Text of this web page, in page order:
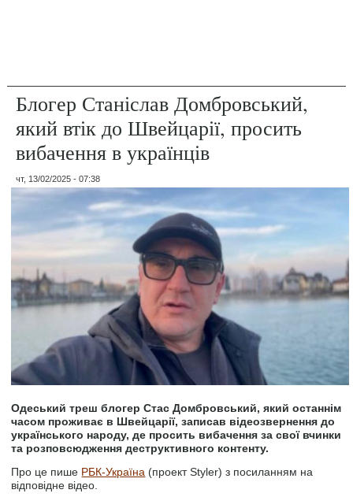
Блогер Станіслав Домбровський,
який втік до Швейцарії, просить
вибачення в українців
чт, 13/02/2025 - 07:38
Одеський треш блогер Стас Домбровський, який останнім
часом проживає в Швейцарії, записав відеозвернення до
українського народу, де просить вибачення за свої вчинки
та розповсюдження деструктивного контенту.
Про це пише РБК-Україна (проект Styler) з посиланням на
відповідне відео.